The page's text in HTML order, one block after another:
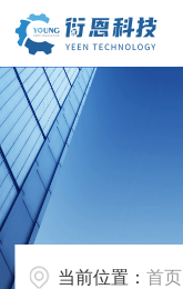
当前位置：首页